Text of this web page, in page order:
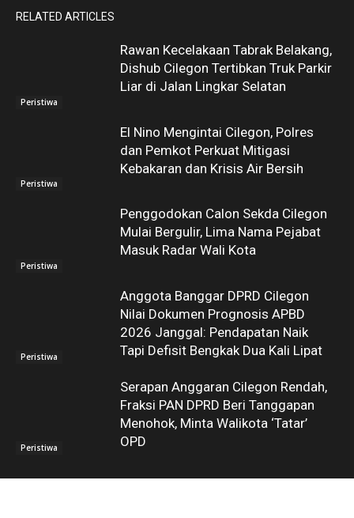
RELATED ARTICLES
Peristiwa
Rawan Kecelakaan Tabrak Belakang,
Dishub Cilegon Tertibkan Truk Parkir
Liar di Jalan Lingkar Selatan
Peristiwa
El Nino Mengintai Cilegon, Polres
dan Pemkot Perkuat Mitigasi
Kebakaran dan Krisis Air Bersih
Peristiwa
Penggodokan Calon Sekda Cilegon
Mulai Bergulir, Lima Nama Pejabat
Masuk Radar Wali Kota
Peristiwa
Anggota Banggar DPRD Cilegon
Nilai Dokumen Prognosis APBD
2026 Janggal: Pendapatan Naik
Tapi Defisit Bengkak Dua Kali Lipat
Peristiwa
Serapan Anggaran Cilegon Rendah,
Fraksi PAN DPRD Beri Tanggapan
Menohok, Minta Walikota ‘Tatar’
OPD